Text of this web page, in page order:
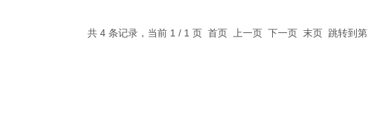
共 4 条记录，当前 1 / 1 页 首页 上一页 下一页 末页 跳转到第